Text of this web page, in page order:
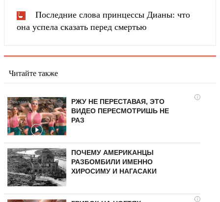
Последние слова принцессы Дианы: что
она успела сказать перед смертью
Читайте также
i
РЖУ НЕ ПЕРЕСТАВАЯ, ЭТО
ВИДЕО ПЕРЕСМОТРИШЬ НЕ
РАЗ
ПОЧЕМУ АМЕРИКАНЦЫ
РАЗБОМБИЛИ ИМЕННО
ХИРОСИМУ И НАГАСАКИ
i